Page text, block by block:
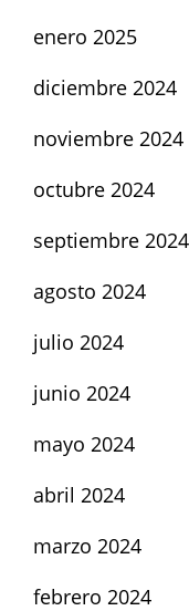
enero 2025
diciembre 2024
noviembre 2024
octubre 2024
septiembre 2024
agosto 2024
julio 2024
junio 2024
mayo 2024
abril 2024
marzo 2024
febrero 2024